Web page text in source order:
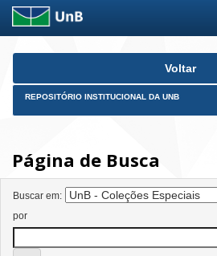
Skip
Voltar
REPOSITÓRIO INSTITUCIONAL DA UNB
Página de Busca
Buscar em:
por